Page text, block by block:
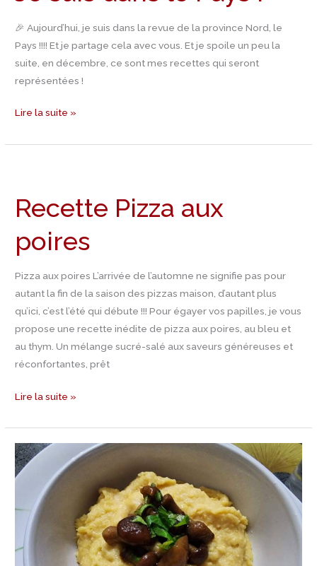
🎉 Aujourd’hui, je suis dans la revue de la province Nord, le
Pays !!!! Et je partage cela avec vous. Et je spoile un peu la
suite, en décembre, ce sont mes recettes qui seront
représentées !
le
Pays
!
Lire la suite »
Recette Pizza aux
poires
Pizza aux poires L’arrivée de l’automne ne signifie pas pour
autant la fin de la saison des pizzas maison, d’autant plus
qu’ici, c’est l’été qui débute !!! Pour égayer vos papilles, je vous
propose une recette inédite de pizza aux poires, au bleu et
au thym. Un mélange sucré-salé aux saveurs généreuses et
réconfortantes, prêt
aux
poires
Lire la suite »
Recette
Polenta
potimarron